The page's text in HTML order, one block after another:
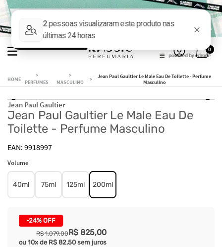
0
PERFUMES MASCULINO
Jean Paul Gaultier Le Male Eau De Toilette - Perfume
Masculino
Jean Paul Gaultier
Jean Paul Gaultier Le Male Eau De
Toilette - Perfume Masculino
9918997
Volume
40ml 75ml 125ml 200ml
-24% OFF
R$ 825,00
R$ 1.079,00
ou 10x de R$ 82,50 sem juros